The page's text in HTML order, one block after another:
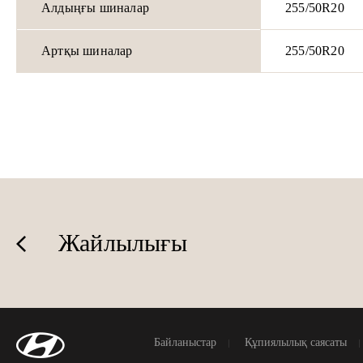
Алдыңғы шиналар 255/50R20
Артқы шиналар 255/50R20
Жайлылығы
Байланыстар Құпиялылық саясаты